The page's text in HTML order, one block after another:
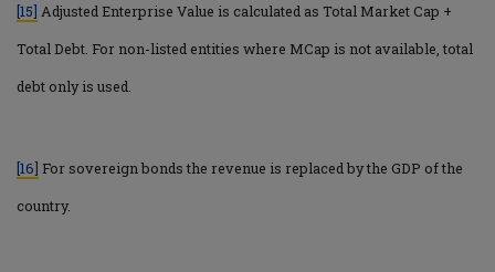
[15] Adjusted Enterprise Value is calculated as Total Market Cap +
Total Debt. For non-listed entities where MCap is not available, total
debt only is used.
[16] For sovereign bonds the revenue is replaced by the GDP of the
country.